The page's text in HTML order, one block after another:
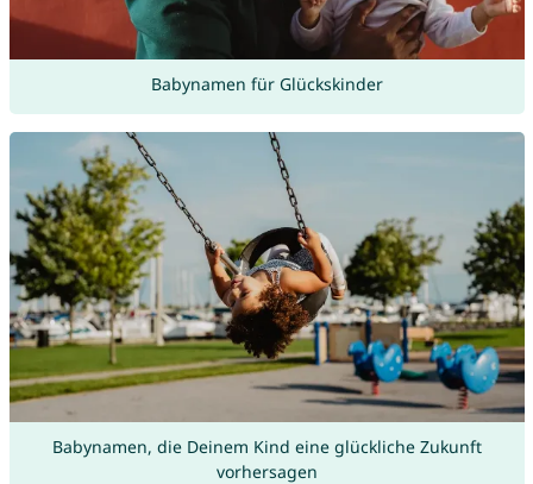
Babynamen für Glückskinder
Babynamen, die Deinem Kind eine glückliche Zukunft
vorhersagen